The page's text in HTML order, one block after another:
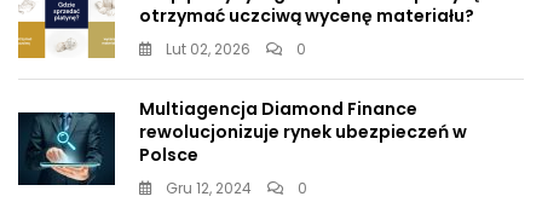
otrzymać uczciwą wycenę materiału?
Lut 02, 2026 0
Multiagencja Diamond Finance
rewolucjonizuje rynek ubezpieczeń w
Polsce
Gru 12, 2024 0